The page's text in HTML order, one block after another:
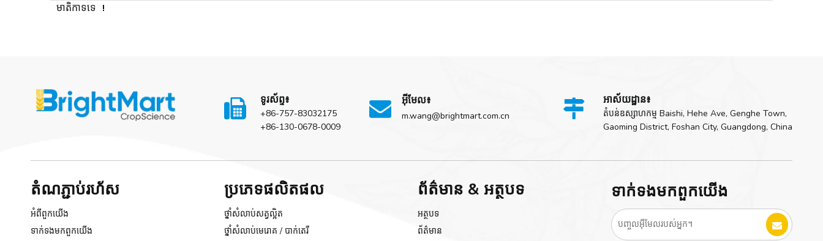
មាតិកាទទេ ！
 ទូរស័ព្ទ៖
+86-757-83032175
+86-130-0678-0009
 អ៊ីមែល៖
m.wang@brightmart.com.cn  អាស័យដ្ឋាន៖
តំបន់ឧស្សាហកម្ម Baishi, Hehe Ave, Genghe Town,
Gaoming District, Foshan City, Guangdong, China
តំណ​ភ្ជាប់​រហ័ស
អំពី​ពួក​យើង
ទាក់ទង​មក​ពួក​យើង
ប្រភេទ​ផលិតផល
ថ្នាំសំលាប់សត្វល្អិត
ថ្នាំសំលាប់មេរោគ / បាក់តេរី
ព័ត៌មាន & អត្ថបទ
អត្ថបទ
ព័ត៌មាន
ទាក់ទង​មក​ពួក​យើង